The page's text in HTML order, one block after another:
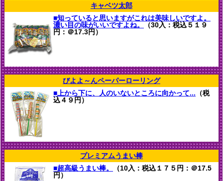
キャベツ太郎
■知っていると思いますがこれは美味しいですよ。
濃い目の味がいいですよね。
（30入：税込５１９
円：＠17.3円）
びよよ～んペーパーローリング
■上から下に、人のいないところに向かって... （税
込４９円）
プレミアムうまい棒
■超高級うまい棒。
（10入：税込１７５円：＠17.5
円）